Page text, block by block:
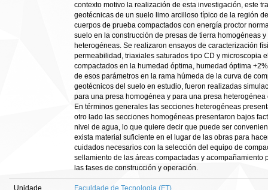
contexto motivo la realización de esta investigación, este
geotécnicas de un suelo limo arcilloso típico de la región
cuerpos de prueba compactados con energía proctor
suelo en la construcción de presas de tierra homogéneas
heterogéneas. Se realizaron ensayos de caracterización
permeabilidad, triaxiales saturados tipo CD y microscopia
compactados en la humedad óptima, humedad óptima
de esos parámetros en la rama húmeda de la curva de
geotécnicos del suelo en estudio, fueron realizadas
para una presa homogénea y para una presa
En términos generales las secciones heterogéneas
otro lado las secciones homogéneas presentaron bajos
nivel de agua, lo que quiere decir que puede ser
exista material suficiente en el lugar de las obras para
cuidados necesarios con la selección del equipo de
sellamiento de las áreas compactadas y
las fases de construcción y operación.
Unidade
Faculdade de Tecnologia (FT)